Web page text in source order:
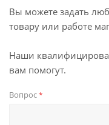
Вы можете задать
товару или работе
Наши
вам помогут.
Вопрос*